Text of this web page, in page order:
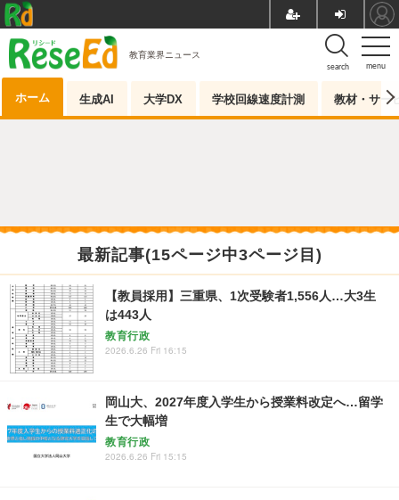
menu
search
教育業界ニュース
ホーム 生成AI 大学DX 学校回線速度計測 教材・サー
最新記事(15ページ中3ページ目)
【教員採用】三重県、1次受験者1,556人…大3生
は443人
教育行政
2026.6.26 Fri 16:15
岡山大、2027年度入学生から授業料改定へ…留学
生で大幅増
教育行政
2026.6.26 Fri 15:15